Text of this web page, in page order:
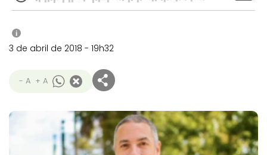
i
3 de abril de 2018 - 19h32
- A + A